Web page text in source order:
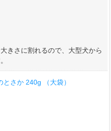
きさに割れるので、大型犬から
さか 240g （大袋）